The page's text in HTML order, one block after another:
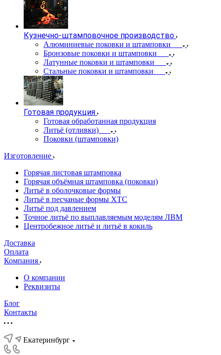
Кузнечно-штамповочное производство
Алюминиевые поковки и штамповки
Бронзовые поковки и штамповки
Латунные поковки и штамповки
Стальные поковки и штамповки
Готовая продукция
Готовая обработанная продукция
Литьё (отливки)
Поковки (штамповки)
Изготовление
Горячая листовая штамповка
Горячая объёмная штамповка (поковки)
Литьё в оболочковые формы
Литьё в песчаные формы ХТС
Литьё под давлением
Точное литьё по выплавляемым моделям ЛВМ
Центробежное литьё и литьё в кокиль
Доставка
Оплата
Компания
О компании
Реквизиты
Блог
Контакты
Екатеринбург